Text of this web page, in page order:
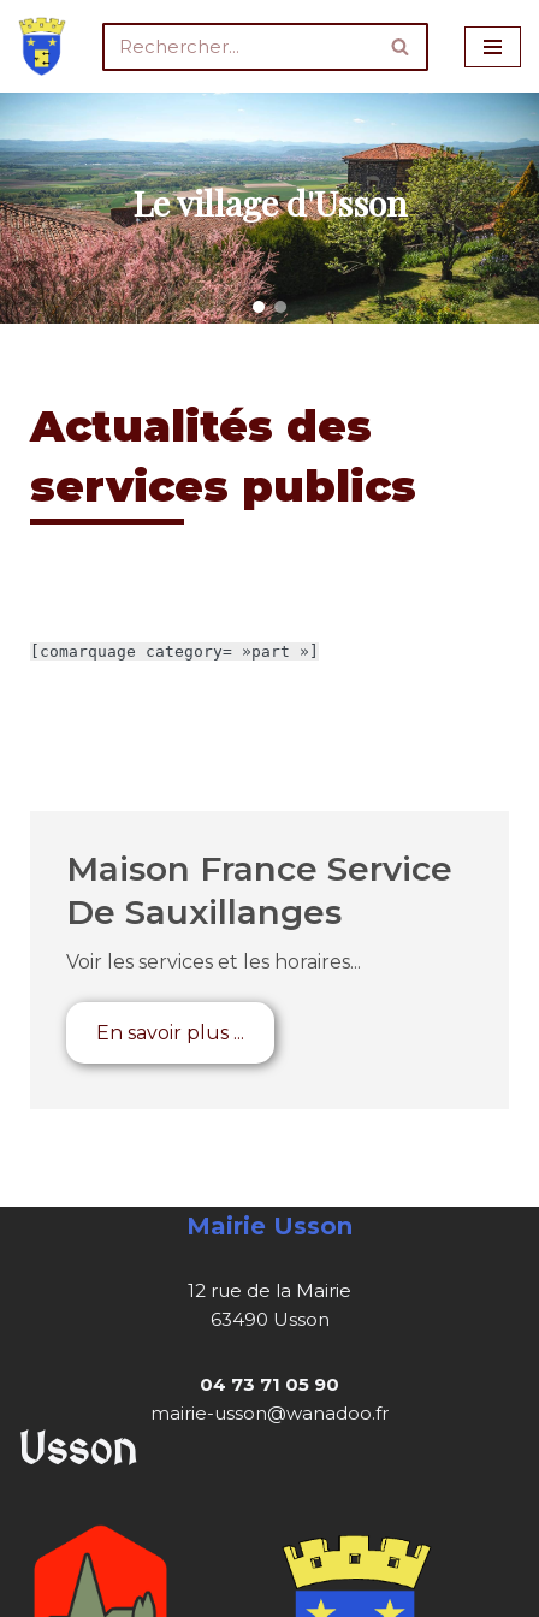
Aller
au
contenu
Le village d'Usson
Actualités des
services publics
[comarquage category= »part »]
Maison France Service
De Sauxillanges
Voir les services et les horaires...
En savoir plus ...
Mairie Usson
12 rue de la Mairie
63490 Usson
04 73 71 05 90
mairie-usson@wanadoo.fr
Usson